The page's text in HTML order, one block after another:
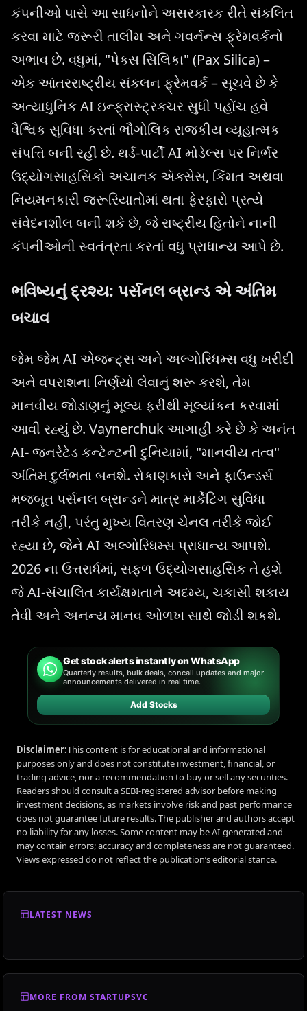
કંપનીઓ પાસે આ સાધનોને અસરકારક રીતે સંકલિત
કરવા માટે જરૂરી તાલીમ અને ગવર્નન્સ ફ્રેમવર્કનો
અભાવ છે. વધુમાં, "પેક્સ સિલિકા" (Pax Silica) –
એક આંતરરાષ્ટ્રીય સંકલન ફ્રેમવર્ક – સૂચવે છે કે
અત્યાધુનિક AI ઇન્ફ્રાસ્ટ્રક્ચર સુધી પહોંચ હવે
વૈશ્વિક સુવિધા કરતાં ભૌગોલિક રાજકીય વ્યૂહાત્મક
સંપત્તિ બની રહી છે. થર્ડ-પાર્ટી AI મોડેલ્સ પર નિર્ભર
ઉદ્યોગસાહસિકો અચાનક ઍક્સેસ, કિંમત અથવા
નિયમનકારી જરૂરિયાતોમાં થતા ફેરફારો પ્રત્યે
સંવેદનશીલ બની શકે છે, જે રાષ્ટ્રીય હિતોને નાની
કંપનીઓની સ્વતંત્રતા કરતાં વધુ પ્રાધાન્ય આપે છે.
ભવિષ્યનું દ્રશ્ય: પર્સનલ બ્રાન્ડ એ અંતિમ
બચાવ
જેમ જેમ AI એજન્ટ્સ અને અલ્ગોરિધમ્સ વધુ ખરીદી
અને વપરાશના નિર્ણયો લેવાનું શરૂ કરશે, તેમ
માનવીય જોડાણનું મૂલ્ય ફરીથી મૂલ્યાંકન કરવામાં
આવી રહ્યું છે. Vaynerchuk આગાહી કરે છે કે અનંત
AI- જનરેટેડ કન્ટેન્ટની દુનિયામાં, "માનવીય તત્વ"
અંતિમ દુર્લભતા બનશે. રોકાણકારો અને ફાઉન્ડર્સ
મજબૂત પર્સનલ બ્રાન્ડને માત્ર માર્કેટિંગ સુવિધા
તરીકે નહીં, પરંતુ મુખ્ય વિતરણ ચેનલ તરીકે જોઈ
રહ્યા છે, જેને AI અલ્ગોરિધમ્સ પ્રાધાન્ય આપશે.
2026 ના ઉત્તરાર્ધમાં, સફળ ઉદ્યોગસાહસિક તે હશે
જે AI-સંચાલિત કાર્યક્ષમતાને અદમ્ય, ચકાસી શકાય
તેવી અને અનન્ય માનવ ઓળખ સાથે જોડી શકશે.
Get stock alerts instantly on WhatsApp
Quarterly results, bulk deals, concall updates and major
announcements delivered in real time.
Add Stocks
Disclaimer:This content is for educational and informational
purposes only and does not constitute investment, financial, or
trading advice, nor a recommendation to buy or sell any securities.
Readers should consult a SEBI-registered advisor before making
investment decisions, as markets involve risk and past performance
does not guarantee future results. The publisher and authors accept
no liability for any losses. Some content may be AI-generated and
may contain errors; accuracy and completeness are not guaranteed.
Views expressed do not reflect the publication’s editorial stance.
LATEST NEWS
MORE FROM STARTUPSVC